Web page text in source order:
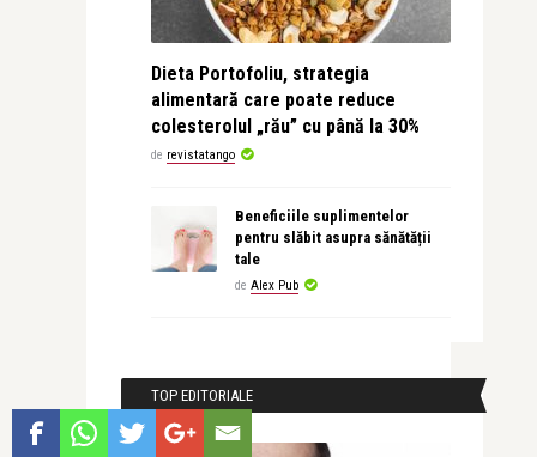
Dieta Portofoliu, strategia
alimentară care poate reduce
colesterolul „rău” cu până la 30%
de revistatango
Beneficiile suplimentelor
pentru slăbit asupra sănătății
tale
de Alex Pub
TOP EDITORIALE